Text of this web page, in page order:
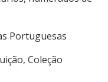
Portuguesas
Coleção